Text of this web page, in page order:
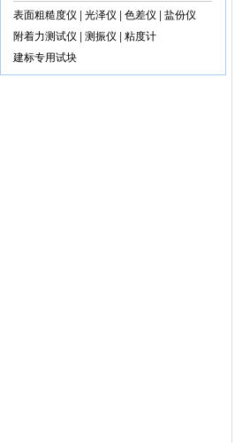
表面粗糙度仪 光泽仪 色差仪
盐份仪
附着力测试仪
测振仪
粘度计
建标专用试块